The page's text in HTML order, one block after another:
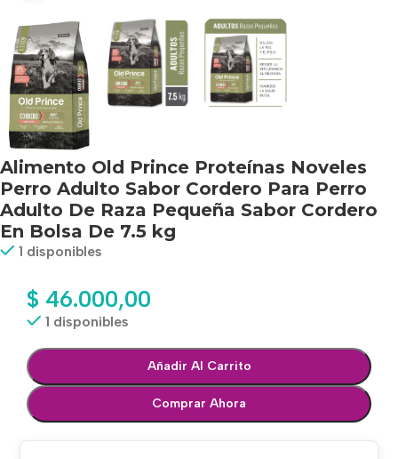
Alimento Old Prince Proteínas Noveles
Perro Adulto Sabor Cordero Para Perro
Adulto De Raza Pequeña Sabor Cordero
En Bolsa De 7.5 kg
1 disponibles
$ 46.000,00
1 disponibles
Añadir Al Carrito
Comprar Ahora